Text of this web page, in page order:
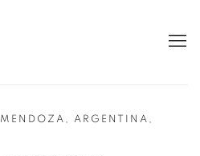
MENDOZA, ARGENTINA,